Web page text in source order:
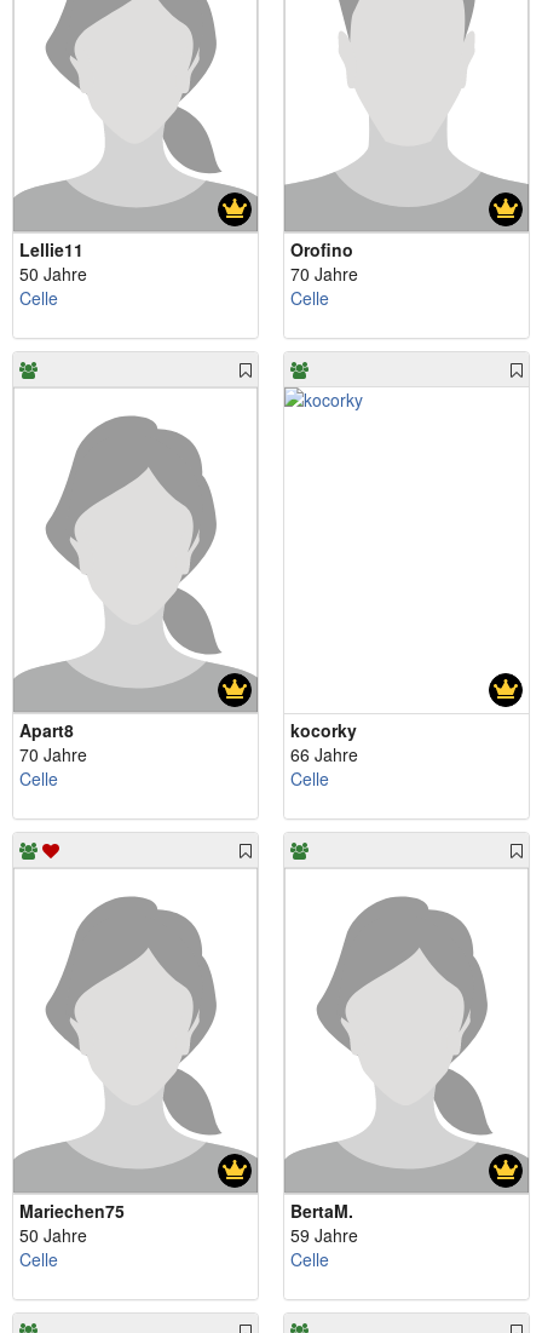
Lellie11
50 Jahre
Celle
Orofino
70 Jahre
Celle
Apart8
70 Jahre
Celle
kocorky
66 Jahre
Celle
Mariechen75
50 Jahre
Celle
BertaM.
59 Jahre
Celle